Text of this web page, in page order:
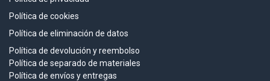
Política de cookies
Política de eliminación de datos
Política de devolución y reembolso
Política de separado de materiales
Política de envíos y entregas